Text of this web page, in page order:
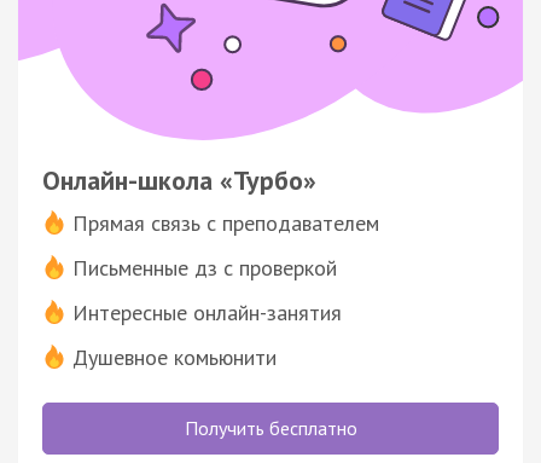
Онлайн-школа «Турбо»
Прямая связь с преподавателем
Письменные дз с проверкой
Интересные онлайн-занятия
Душевное комьюнити
Получить бесплатно